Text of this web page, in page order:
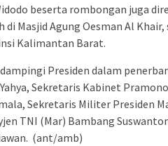
beserta rombongan juga
di Masjid Agung Oesman Al
Kalimantan Barat.
Presiden dalam
Sekretaris Kabinet
Sekretaris Militer Presiden
TNI (Mar) Bambang
(ant/amb)